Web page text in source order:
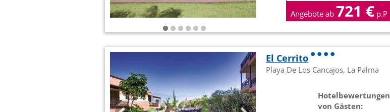
Angebote ab 721 € p.P
El Cerrito
Playa De Los Cancajos, La Palma
Hotelbewertungen
von Gästen: